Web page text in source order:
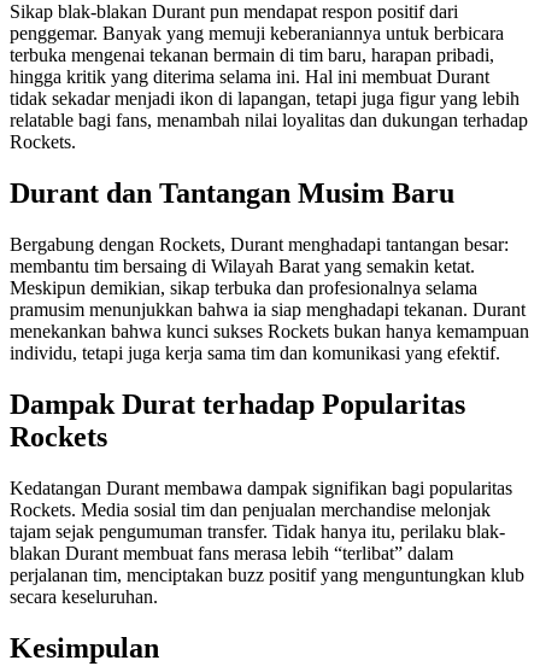
Sikap blak-blakan Durant pun mendapat respon positif dari
penggemar. Banyak yang memuji keberaniannya untuk berbicara
terbuka mengenai tekanan bermain di tim baru, harapan pribadi,
hingga kritik yang diterima selama ini. Hal ini membuat Durant
tidak sekadar menjadi ikon di lapangan, tetapi juga figur yang lebih
relatable bagi fans, menambah nilai loyalitas dan dukungan terhadap
Rockets.
Durant dan Tantangan Musim Baru
Bergabung dengan Rockets, Durant menghadapi tantangan besar:
membantu tim bersaing di Wilayah Barat yang semakin ketat.
Meskipun demikian, sikap terbuka dan profesionalnya selama
pramusim menunjukkan bahwa ia siap menghadapi tekanan. Durant
menekankan bahwa kunci sukses Rockets bukan hanya kemampuan
individu, tetapi juga kerja sama tim dan komunikasi yang efektif.
Dampak Durat terhadap Popularitas
Rockets
Kedatangan Durant membawa dampak signifikan bagi popularitas
Rockets. Media sosial tim dan penjualan merchandise melonjak
tajam sejak pengumuman transfer. Tidak hanya itu, perilaku blak-
blakan Durant membuat fans merasa lebih “terlibat” dalam
perjalanan tim, menciptakan buzz positif yang menguntungkan klub
secara keseluruhan.
Kesimpulan